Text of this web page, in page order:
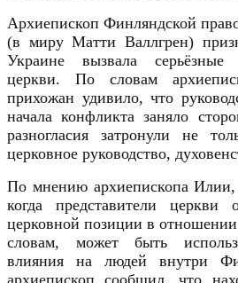
Архиепископ Финляндской
(в миру Матти Валлгрен)
Украине вызвала серьёзные
церкви. По словам
прихожан удивило, что
начала конфликта заняло
разногласия затронули не
церковное руководство,
По мнению архиепископа Илии,
когда представители церкви
церковной позиции в
словам, может быть
влияния на людей внутри
архиепископ сообщил, что